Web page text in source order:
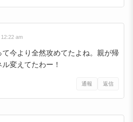
am
今より全然攻めてたよね。親が帰
変えてたわー！
通報 返信